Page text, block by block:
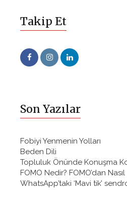
Takip Et
Son Yazılar
Fobiyi Yenmenin Yolları
Beden Dili
Topluluk Önünde Konuşma
FOMO Nedir? FOMO’dan
WhatsApp’taki ‘Mavi tik’